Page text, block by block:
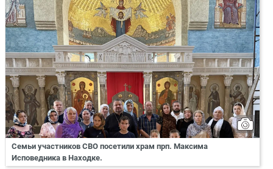
Семьи участников СВО посетили храм прп. Максима
Исповедника в Находке.